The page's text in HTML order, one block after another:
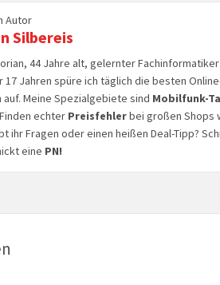
Autor
Silbereis
44 Jahre alt, gelernter
17 Jahren spüre ich täglich die besten
auf. Meine Spezialgebiete sind Mobilfunk-
echterPreisfehlerbei großen Shops
ihr Fragen oder einen heißen Deal-Tipp?
eine PN!